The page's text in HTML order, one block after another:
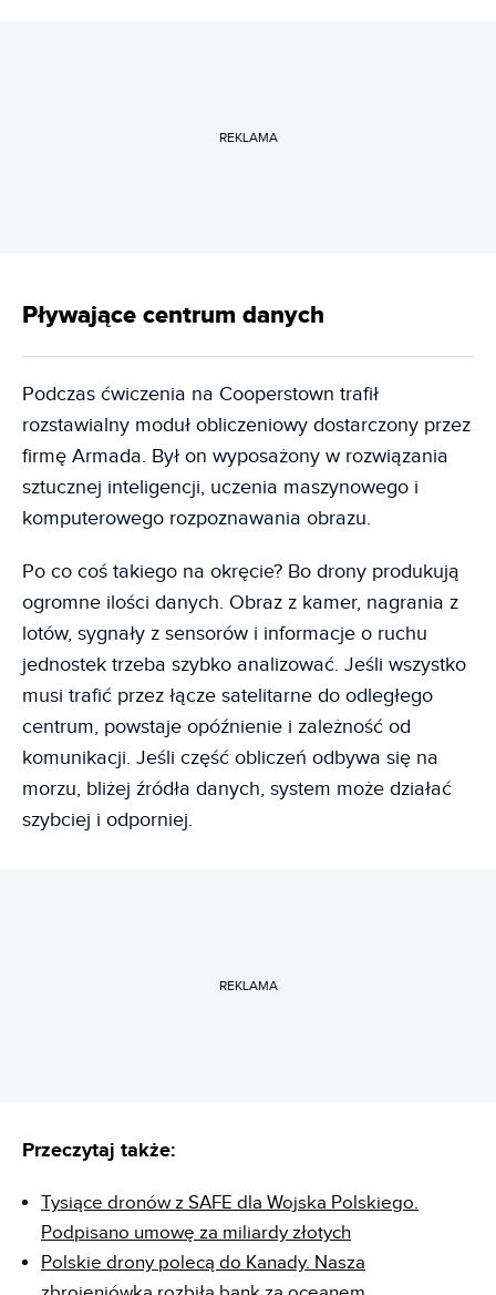
REKLAMA
Pływające centrum danych
Podczas ćwiczenia na Cooperstown trafił
rozstawialny moduł obliczeniowy dostarczony przez
firmę Armada. Był on wyposażony w rozwiązania
sztucznej inteligencji, uczenia maszynowego i
komputerowego rozpoznawania obrazu.
Po co coś takiego na okręcie? Bo drony produkują
ogromne ilości danych. Obraz z kamer, nagrania z
lotów, sygnały z sensorów i informacje o ruchu
jednostek trzeba szybko analizować. Jeśli wszystko
musi trafić przez łącze satelitarne do odległego
centrum, powstaje opóźnienie i zależność od
komunikacji. Jeśli część obliczeń odbywa się na
morzu, bliżej źródła danych, system może działać
szybciej i odporniej.
REKLAMA
Przeczytaj także:
Tysiące dronów z SAFE dla Wojska Polskiego.
Podpisano umowę za miliardy złotych
Polskie drony polecą do Kanady. Nasza